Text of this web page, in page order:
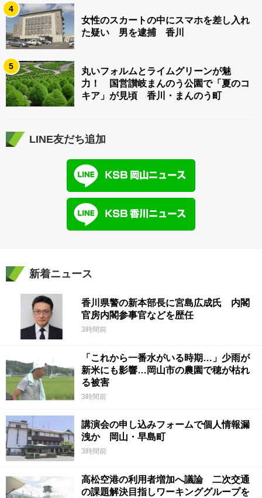
4
女性のスカートの中にスマホを差し入れ
た疑い 男を逮捕 香川
5
丸いフォルムとライムグリーンが魅
力！ 国営讃岐まんのう公園で「夏のコ
キア」が見頃 香川・まんのう町
LINE友だち追加
新着ニュース
香川県警の新本部長に宮島広成氏 内閣
官房内閣参事官などを歴任
3時間前
「これから一番水がいる時期…」少雨が
新米にも影響…岡山市の農園で穂が枯れ
る被害
3時間前
講演会の申し込みフォームで個人情報漏
洩か 岡山・早島町
3時間前
高松空港の利用者増加へ議論 二次交通
の課題解決目指しワーキンググループを